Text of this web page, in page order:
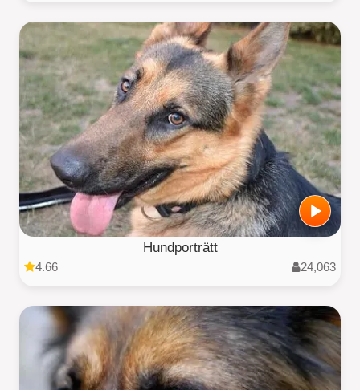
Hundporträtt
4.66 24,063